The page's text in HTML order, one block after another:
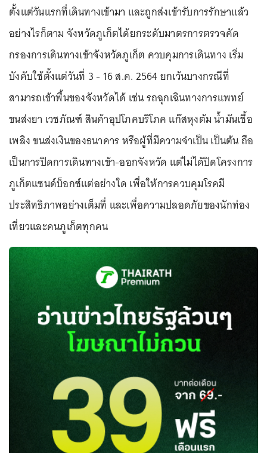
ตั้งแต่วันแรกที่เดินทางเข้ามา และถูกส่งเข้ารับการรักษาแล้ว
อย่างไรก็ตาม จังหวัดภูเก็ตได้ยกระดับมาตรการตรวจคัด
กรองการเดินทางเข้าจังหวัดภูเก็ต ควบคุมการเดินทาง เริ่ม
บังคับใช้ตั้งแต่วันที่ 3 - 16 ส.ค. 2564 ยกเว้นบางกรณีที่
สามารถเข้าพื้นของจังหวัดได้ เช่น รถฉุกเฉินทางการแพทย์
ขนส่งยา เวชภัณฑ์ สินค้าอุปโภคบริโภค แก๊สหุงต้ม น้ำมันเชื้อ
เพลิง ขนส่งเงินของธนาคาร หรือผู้ที่มีความจำเป็น เป็นต้น ถือ
เป็นการปิดการเดินทางเข้า-ออกจังหวัด แต่ไม่ได้ปิดโครงการ
ภูเก็ตแซนด์บ็อกซ์แต่อย่างใด เพื่อให้การควบคุมโรคมี
ประสิทธิภาพอย่างเต็มที่ และเพื่อความปลอดภัยของนักท่อง
เที่ยวและคนภูเก็ตทุกคน